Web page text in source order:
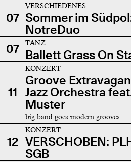
07
VERSCHIEDENES
Sommer im
NotreDuo
07
TANZ
Ballett Grass On
11
KONZERT
Groove
Jazz Orchestra
Muster
big band goes modern grooves
12
KONZERT
VERSCHOBEN:
SGB